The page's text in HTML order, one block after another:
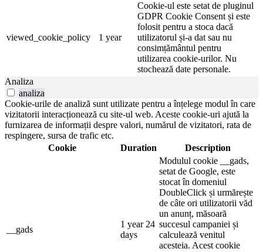
viewed_cookie_policy 1 year
Cookie-ul este setat de pluginul
GDPR Cookie Consent și este
folosit pentru a stoca dacă
utilizatorul și-a dat sau nu
consimțământul pentru
utilizarea cookie-urilor. Nu
stochează date personale.
Analiza
analiza
Cookie-urile de analiză sunt utilizate pentru a înțelege modul în care
vizitatorii interacționează cu site-ul web. Aceste cookie-uri ajută la
furnizarea de informații despre valori, numărul de vizitatori, rata de
respingere, sursa de trafic etc.
Cookie
Duration Description
__gads
1 year 24
days
Modulul cookie __gads,
setat de Google, este
stocat în domeniul
DoubleClick și urmărește
de câte ori utilizatorii văd
un anunț, măsoară
succesul campaniei și
calculează venitul
acesteia. Acest cookie